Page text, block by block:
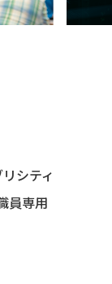
シティ
員専用